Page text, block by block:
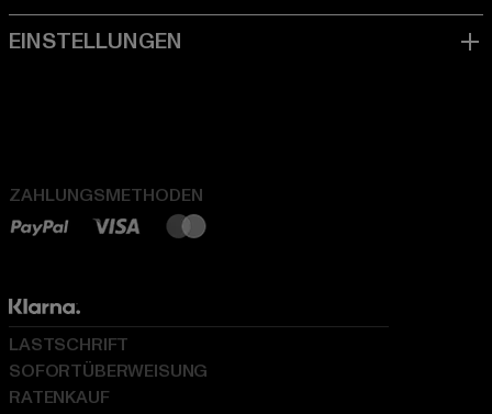
ZAHLUNGSMETHODEN
LASTSCHRIFT
SOFORTÜBERWEISUNG
RATENKAUF